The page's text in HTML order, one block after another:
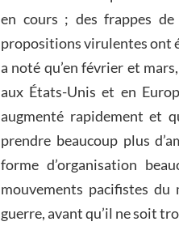
en cours ; des frappes
propositions virulentes ont
a noté qu’en février et
aux États-Unis et en
augmenté rapidement et
prendre beaucoup plus
forme d’organisation
mouvements pacifistes
guerre, avant qu’il ne soit